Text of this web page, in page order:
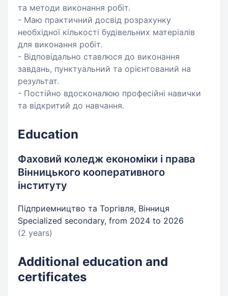
та методи виконання робіт.
- Маю практичний досвід розрахунку
необхідної кількості будівельних матеріалів
для виконання робіт.
- Відповідально ставлюся до виконання
завдань, пунктуальний та орієнтований на
результат.
- Постійно вдосконалюю професійні навички
та відкритий до навчання.
Education
Фаховий коледж економіки і права
Вінницького кооперативного
інституту
Підприемництво та Торгівля, Вінниця
Specialized secondary, from 2024 to 2026
(2 years)
Additional education and
certificates